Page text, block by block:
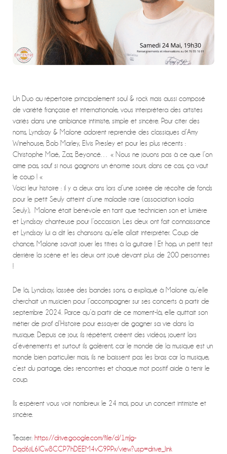
Un Duo au répertoire principalement soul & rock mais aussi composé
de variété française et internationale, vous interprétera des artistes
variés dans une ambiance intimiste, simple et sincère. Pour citer des
noms, Lyndsay & Malone adorent reprendre des classiques d’Amy
Winehouse, Bob Marley, Elvis Presley et pour les plus récents :
Christophe Maé, Zaz, Beyoncé… « Nous ne jouons pas à ce que l’on
aime pas, sauf si nous gagnons un énorme sourir, dans ce cas, ça vaut
le coup ! «
Voici leur histoire : il y a deux ans lors d’une soirée de récolte de fonds
pour le petit Seuly atteint d’une maladie rare (association koala
Seuly), Malone était bénévole en tant que technicien son et lumière
et Lyndsay chanteuse pour l’occasion. Les deux ont fait connaissance
et Lyndsay lui a dit les chansons qu’elle allait interpréter. Coup de
chance, Malone savait jouer les titres à la guitare ! Et hop, un petit test
derrière la scène et les deux ont joué devant plus de 200 personnes
!
De là, Lyndsay, lassée des bandes sons, a expliqué à Malone qu’elle
cherchait un musicien pour l’accompagner sur ses concerts à partir de
septembre 2024. Parce qu’à partir de ce moment-là, elle quittait son
métier de prof d’Histoire pour essayer de gagner sa vie dans la
musique. Depuis ce jour, ils répètent, créent des vidéos, jouent lors
d’événements et surtout ils galèrent, car le monde de la musique est un
monde bien particulier mais, ils ne baissent pas les bras car la musique,
c’est du partage, des rencontres et chaque mot positif aide à tenir le
coup.
Ils espèrent vous voir nombreux le 24 mai, pour un concert intimiste et
sincère.
Teaser: https://drive.google.com/file/d/1mJg-
Dqd6jiL6lCw8CCP7hDEEM4vG9PPx/view?usp=drive_link